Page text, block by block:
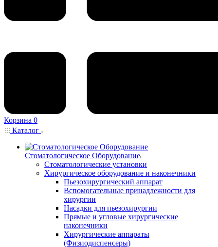
Корзина 0
Каталог
Стоматологическое Оборудование
Стоматологические установки
Хирургическое оборудование и наконечники
Пьезохирургический аппарат
Вспомогательные принадлежности для
хирургии
Насадки для пьезохирургии
Прямые и угловые хирургические
наконечники
Хирургические аппараты
(Физиодиспенсеры)